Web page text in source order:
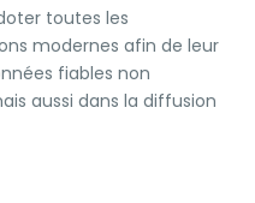
toutes les
modernes afin de leur
fiables non
aussi dans la diffusion